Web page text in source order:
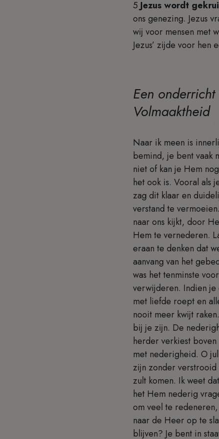
5 Jezus wordt
ons genezing. Jezus
wij voor mensen met
Jezus’ zijde voor hen
Een
Volmaaktheid
Naar ik meen is
bemind, je bent vaak
niet of kan je Hem
het ook is. Vooral als
zag dit klaar en
verstand te
naar ons kijkt, door
Hem te vernederen.
eraan te denken dat
aanvang van het
was het tenminste
verwijderen. Indien je
met liefde roept en
nooit meer kwijt
bij je zijn. De
herder verkiest
met nederigheid. O
zijn zonder
zult komen. Ik weet
het Hem nederig
om veel te
naar de Heer op te
blijven? Je bent in